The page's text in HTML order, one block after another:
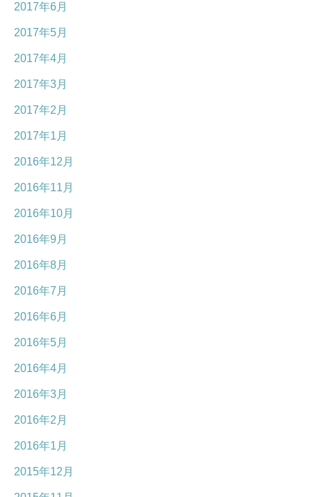
2017年6月
2017年5月
2017年4月
2017年3月
2017年2月
2017年1月
2016年12月
2016年11月
2016年10月
2016年9月
2016年8月
2016年7月
2016年6月
2016年5月
2016年4月
2016年3月
2016年2月
2016年1月
2015年12月